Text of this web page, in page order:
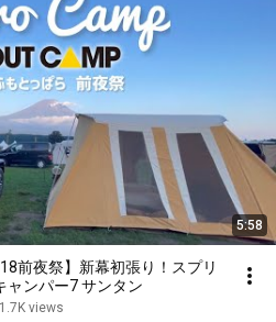
5:58
ャンパー7 サンタン
1.7K views